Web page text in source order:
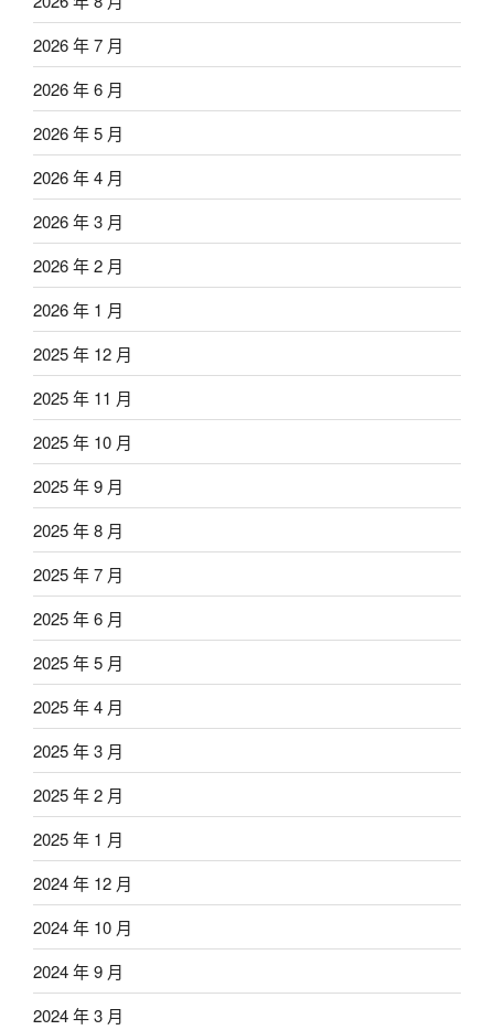
2026 年 7 月
2026 年 6 月
2026 年 5 月
2026 年 4 月
2026 年 3 月
2026 年 2 月
2026 年 1 月
2025 年 12 月
2025 年 11 月
2025 年 10 月
2025 年 9 月
2025 年 8 月
2025 年 7 月
2025 年 6 月
2025 年 5 月
2025 年 4 月
2025 年 3 月
2025 年 2 月
2025 年 1 月
2024 年 12 月
2024 年 10 月
2024 年 9 月
2024 年 3 月